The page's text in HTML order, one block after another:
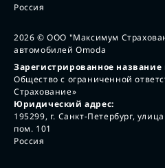
Россия
2026 © ООО "Максимум
автомобилей Omoda
Зарегистрированное
Общество с ограниченной
Страхование»
Юридический адрес:
195299, г. Санкт-Петербург,
пом. 101
Россия